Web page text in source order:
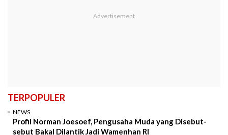
TERPOPULER
NEWS
Profil Norman Joesoef, Pengusaha Muda yang Disebut-
sebut Bakal Dilantik Jadi Wamenhan RI